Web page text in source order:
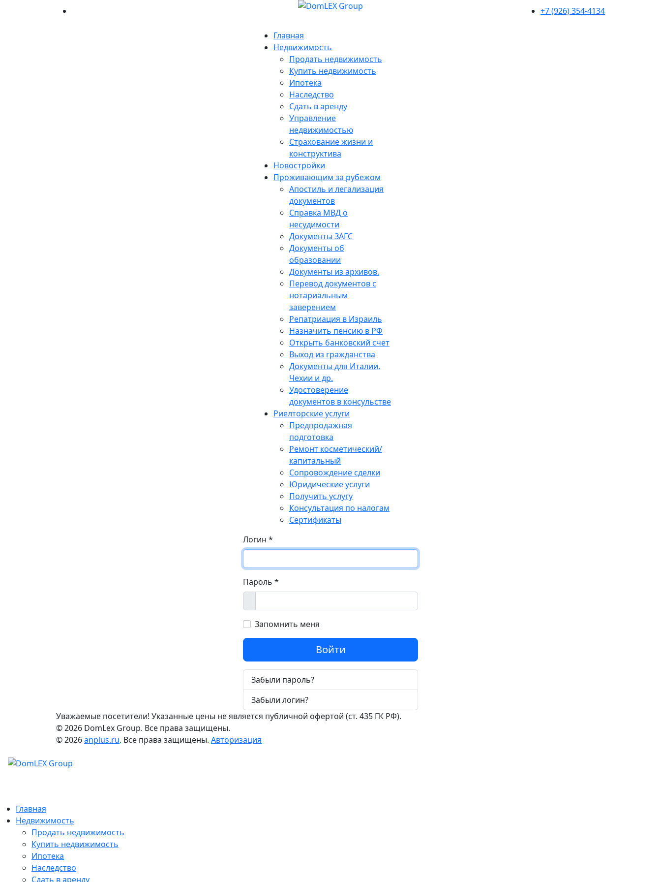
+7 (926) 354-4134
Главная
Недвижимость
Продать недвижимость
Купить недвижимость
Ипотека
Наследство
Сдать в аренду
Управление
недвижимостью
Страхование жизни и
конструктива
Новостройки
Проживающим за рубежом
Апостиль и легализация
документов
Справка МВД о
несудимости
Документы ЗАГС
Документы об
образовании
Документы из архивов.
Перевод документов с
нотариальным
заверением
Репатриация в Израиль
Назначить пенсию в РФ
Открыть банковский счет
Выход из гражданства
Документы для Италии,
Чехии и др.
Удостоверение
документов в консульстве
Риелторские услуги
Предпродажная
подготовка
Ремонт косметический/
капитальный
Сопровождение сделки
Юридические услуги
Получить услугу
Консультация по налогам
Сертификаты
Логин *
Пароль *
Запомнить меня
Войти
Забыли пароль?
Забыли логин?
Уважаемые посетители! Указанные цены не является публичной офертой (ст. 435 ГК РФ).
© 2026 DomLex Group. Все права защищены.
© 2026anplus.ru. Все права защищены. Авторизация
Главная
Недвижимость
Продать недвижимость
Купить недвижимость
Ипотека
Наследство
Сдать в аренду